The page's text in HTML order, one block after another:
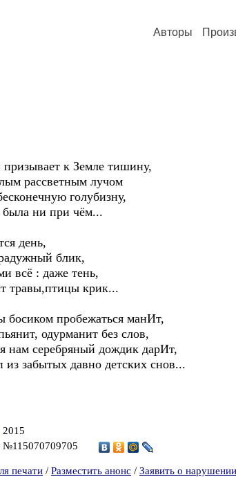
Авторы
к Земле тишину,
рассветным лучом
голубизну,
была ни при чём...
день,
блик,
всё : даже тень,
травы,птицы крик...
босиком пробежаться манИт,
одурманит без слов,
нам серебряный дождик дарИт,
из забытых давно детских снов...
2015
№115070709705
печати / Разместить анонс / Заявить о нарушении